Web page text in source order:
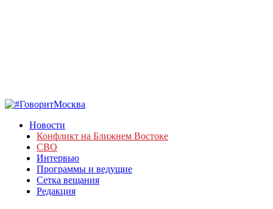
Новости
Конфликт на Ближнем Востоке
СВО
Интервью
Программы и ведущие
Сетка вещания
Редакция